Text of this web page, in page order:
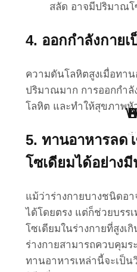
สลัด อาจมีปริมาณโ
4. ออกกำลังกายเ
ความดันโลหิตสูงเมื่อทา
ปริมาณมาก การออกกำ
โลหิต และทำให้สุขภาพหั
5. ทานอาหารลด
โซเดียมได้อย่าง
แม้ว่าร่างกายบางชนิดอ
ได้โดยตรง แต่ก็ช่วยบรร
โซเดียมในร่างกายที่สูงเ
ร่างกายสามารถควบคุม
ทานอาหารเหล่านี้จะเป็น
H
B
S
L
P
Point
Work